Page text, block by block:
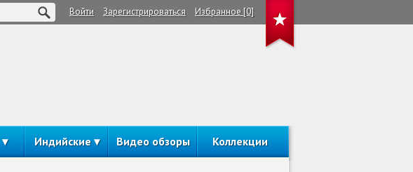
Войти Зарегистрироваться Избранное [0]
Индийские Видео обзоры Коллекции